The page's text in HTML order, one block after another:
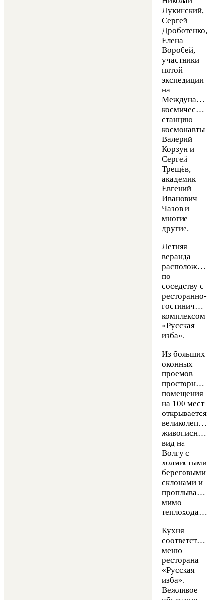
Лукинский,
Сергей
Дроботенко,
Елена
Воробей,
участники
пятой
экспедиции
на
космическую
станцию
космонавты
Валерий
Корзун и
Сергей
Трещёв,
академик
Евгений
Иванович
Чазов и
многие
другие.
Летняя
веранда
расположена
по
соседству с
ресторанно-
гостиничным
комплексом
«Русская
изба».
Из больших
оконных
проемов
просторного
помещения
на 100 мест
открывается
великолепный
живописный
вид на
Волгу с
холмистыми
береговыми
склонами и
мимо
теплоходами.
Кухня
соответствует
меню
ресторана
«Русская
изба».
Вежливое